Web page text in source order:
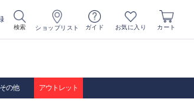
検索 ショップリスト ガイド お気に入り カート
その他 アウトレット